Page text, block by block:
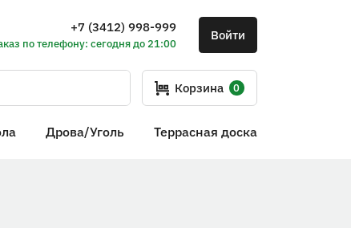
+7 (3412) 998-999
по телефону: сегодня до 21:00
Войти
Корзина 0
Дрова/Уголь Террасная доска